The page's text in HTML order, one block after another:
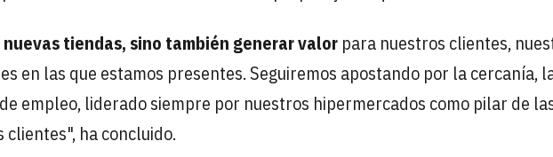
tiendas, sino también generar valor para nuestros clientes,
en las que estamos presentes. Seguiremos apostando por la cercanía,
empleo, liderado siempre por nuestros hipermercados como pilar de
clientes", ha concluido.